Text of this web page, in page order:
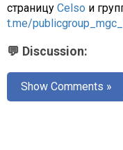
страницу Celso и
t.me/
💬 Discussion:
Show Comments »